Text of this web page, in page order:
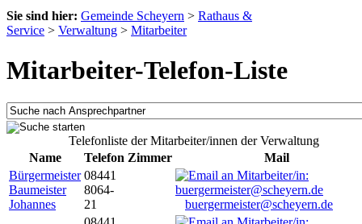
Sie sind hier: Gemeinde Scheyern > Rathaus &
Service > Verwaltung > Mitarbeiter
Mitarbeiter-Telefon-Liste
Telefonliste der Mitarbeiter/innen der Verwaltung
Name
Telefon Zimmer
Mail
Bürgermeister
Baumeister
Johannes
08441
8064-
21
buergermeister@scheyern.de